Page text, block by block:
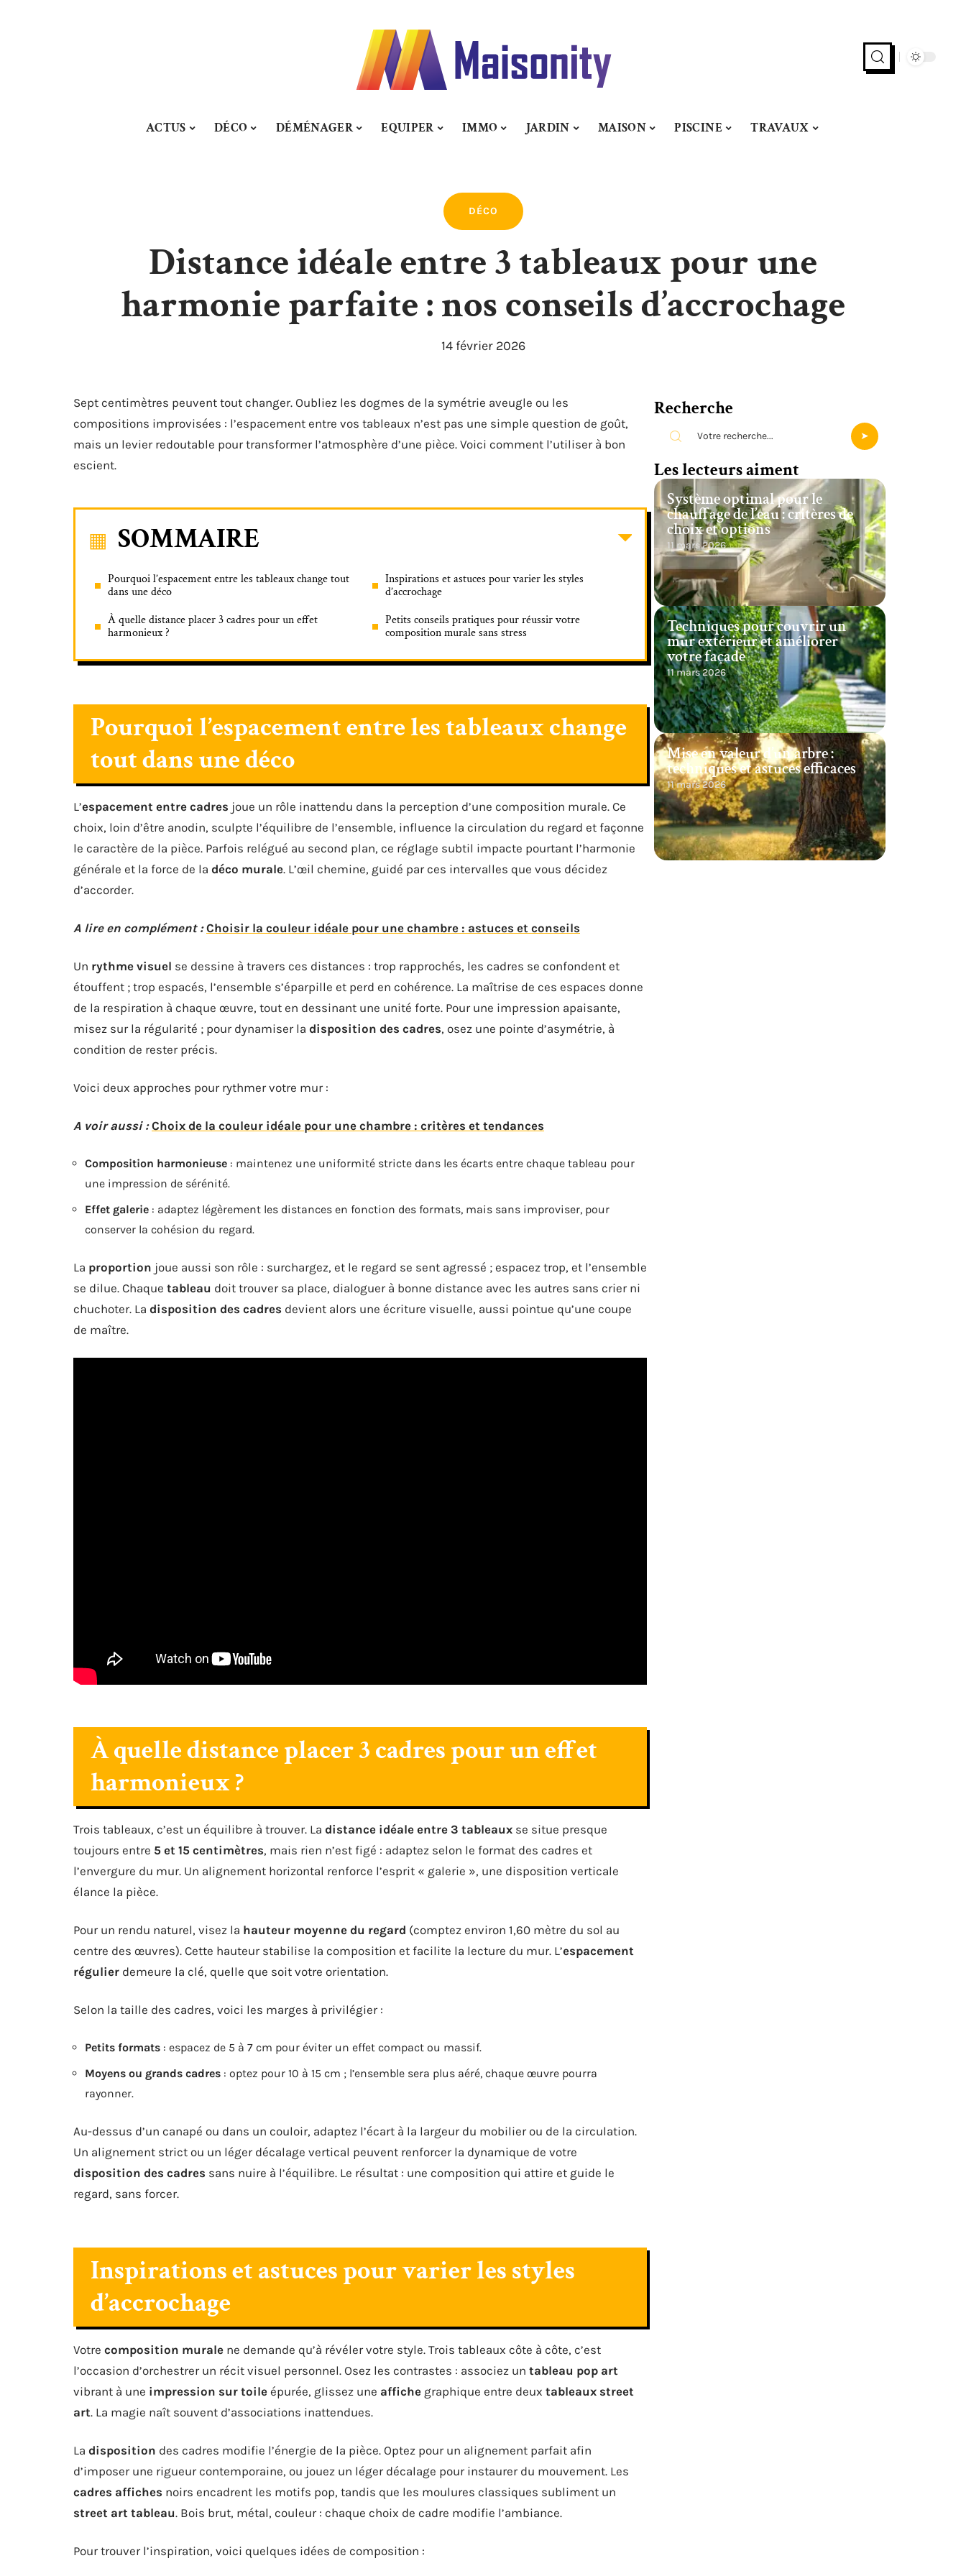
ACTUS DÉCO DÉMÉNAGER EQUIPER IMMO JARDIN MAISON PISCINE TRAVAUX
DÉCO
Distance idéale entre 3 tableaux pour une
harmonie parfaite : nos conseils d’accrochage
14 février 2026
Sept centimètres peuvent tout changer. Oubliez les dogmes de la symétrie aveugle ou les
compositions improvisées : l’espacement entre vos tableaux n’est pas une simple question de goût,
mais un levier redoutable pour transformer l’atmosphère d’une pièce. Voici comment l’utiliser à bon
escient.
SOMMAIRE
Pourquoi l’espacement entre les tableaux change tout
dans une déco
À quelle distance placer 3 cadres pour un effet
harmonieux ?
Inspirations et astuces pour varier les styles
d’accrochage
Petits conseils pratiques pour réussir votre
composition murale sans stress
Pourquoi l’espacement entre les tableaux change
tout dans une déco
L’espacement entre cadres joue un rôle inattendu dans la perception d’une composition murale. Ce
choix, loin d’être anodin, sculpte l’équilibre de l’ensemble, influence la circulation du regard et façonne
le caractère de la pièce. Parfois relégué au second plan, ce réglage subtil impacte pourtant l’harmonie
générale et la force de la déco murale. L’œil chemine, guidé par ces intervalles que vous décidez
d’accorder.
A lire en complément : Choisir la couleur idéale pour une chambre : astuces et conseils
Un rythme visuel se dessine à travers ces distances : trop rapprochés, les cadres se confondent et
étouffent ; trop espacés, l’ensemble s’éparpille et perd en cohérence. La maîtrise de ces espaces donne
de la respiration à chaque œuvre, tout en dessinant une unité forte. Pour une impression apaisante,
misez sur la régularité ; pour dynamiser la disposition des cadres, osez une pointe d’asymétrie, à
condition de rester précis.
Voici deux approches pour rythmer votre mur :
A voir aussi : Choix de la couleur idéale pour une chambre : critères et tendances
Composition harmonieuse : maintenez une uniformité stricte dans les écarts entre chaque tableau pour
une impression de sérénité.
Effet galerie : adaptez légèrement les distances en fonction des formats, mais sans improviser, pour
conserver la cohésion du regard.
La proportion joue aussi son rôle : surchargez, et le regard se sent agressé ; espacez trop, et l’ensemble
se dilue. Chaque tableau doit trouver sa place, dialoguer à bonne distance avec les autres sans crier ni
chuchoter. La disposition des cadres devient alors une écriture visuelle, aussi pointue qu’une coupe
de maître.
À quelle distance placer 3 cadres pour un effet
harmonieux ?
Trois tableaux, c’est un équilibre à trouver. La distance idéale entre 3 tableaux se situe presque
toujours entre 5 et 15 centimètres, mais rien n’est figé : adaptez selon le format des cadres et
l’envergure du mur. Un alignement horizontal renforce l’esprit « galerie », une disposition verticale
élance la pièce.
Pour un rendu naturel, visez la hauteur moyenne du regard (comptez environ 1,60 mètre du sol au
centre des œuvres). Cette hauteur stabilise la composition et facilite la lecture du mur. L’espacement
régulier demeure la clé, quelle que soit votre orientation.
Selon la taille des cadres, voici les marges à privilégier :
Petits formats : espacez de 5 à 7 cm pour éviter un effet compact ou massif.
Moyens ou grands cadres : optez pour 10 à 15 cm ; l’ensemble sera plus aéré, chaque œuvre pourra
rayonner.
Au-dessus d’un canapé ou dans un couloir, adaptez l’écart à la largeur du mobilier ou de la circulation.
Un alignement strict ou un léger décalage vertical peuvent renforcer la dynamique de votre
disposition des cadres sans nuire à l’équilibre. Le résultat : une composition qui attire et guide le
regard, sans forcer.
Inspirations et astuces pour varier les styles
d’accrochage
Votre composition murale ne demande qu’à révéler votre style. Trois tableaux côte à côte, c’est
l’occasion d’orchestrer un récit visuel personnel. Osez les contrastes : associez un tableau pop art
vibrant à une impression sur toile épurée, glissez une affiche graphique entre deux tableaux street
art. La magie naît souvent d’associations inattendues.
La disposition des cadres modifie l’énergie de la pièce. Optez pour un alignement parfait afin
d’imposer une rigueur contemporaine, ou jouez un léger décalage pour instaurer du mouvement. Les
cadres affiches noirs encadrent les motifs pop, tandis que les moulures classiques subliment un
street art tableau. Bois brut, métal, couleur : chaque choix de cadre modifie l’ambiance.
Pour trouver l’inspiration, voici quelques idées de composition :
Recherche
Les lecteurs aiment
Système optimal pour le
chauffage de l’eau : critères de
choix et options
11 mars 2026
Techniques pour couvrir un
mur extérieur et améliorer
votre façade
11 mars 2026
Mise en valeur d’un arbre :
techniques et astuces efficaces
11 mars 2026